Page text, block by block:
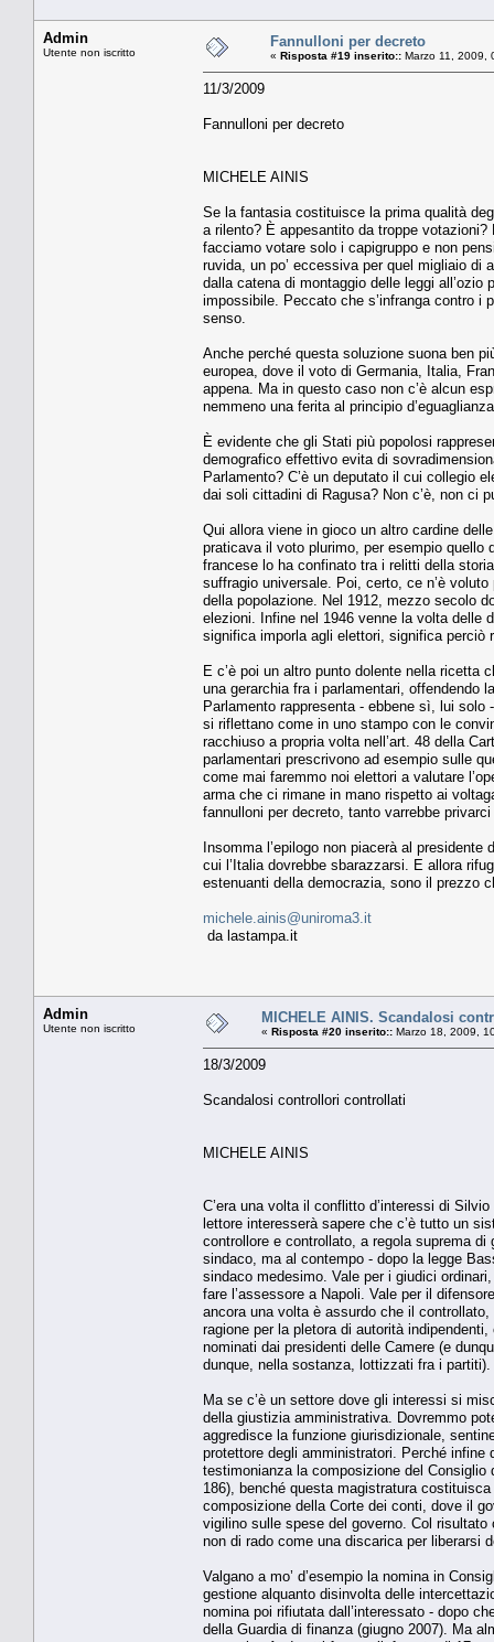
Admin
Utente non iscritto
Fannulloni per decreto
« Risposta #19 inserito:: Marzo 11, 2009,
11/3/2009
Fannulloni per decreto
MICHELE AINIS
Se la fantasia costituisce la prima qualità
a rilento? È appesantito da troppe
facciamo votare solo i capigruppo e non
ruvida, un po’ eccessiva per quel migliaio
dalla catena di montaggio delle leggi
impossibile. Peccato che s’infranga contro i
senso.
Anche perché questa soluzione suona ben
europea, dove il voto di Germania, Italia,
appena. Ma in questo caso non c’è alcun
nemmeno una ferita al principio
È evidente che gli Stati più popolosi
demografico effettivo evita di
Parlamento? C’è un deputato il cui collegio
dai soli cittadini di Ragusa? Non c’è, non ci
Qui allora viene in gioco un altro cardine
praticava il voto plurimo, per esempio quello
francese lo ha confinato tra i relitti della
suffragio universale. Poi, certo, ce n’è
della popolazione. Nel 1912, mezzo secolo
elezioni. Infine nel 1946 venne la volta delle
significa imporla agli elettori, significa perciò
E c’è poi un altro punto dolente nella ricetta
una gerarchia fra i parlamentari, offendendo
Parlamento rappresenta - ebbene sì, lui
si riflettano come in uno stampo con le
racchiuso a propria volta nell’art. 48 della
parlamentari prescrivono ad esempio sulle
come mai faremmo noi elettori a valutare
arma che ci rimane in mano rispetto ai
fannulloni per decreto, tanto varrebbe
Insomma l’epilogo non piacerà al
cui l’Italia dovrebbe sbarazzarsi. E allora
estenuanti della democrazia, sono il prezzo
michele.ainis@uniroma3.it
da lastampa.it
Admin
Utente non iscritto
MICHELE AINIS. Scandalosi
« Risposta #20 inserito:: Marzo 18, 2009,
18/3/2009
Scandalosi controllori controllati
MICHELE AINIS
C’era una volta il conflitto d’interessi di
lettore interesserà sapere che c’è tutto un
controllore e controllato, a regola suprema
sindaco, ma al contempo - dopo la legge
sindaco medesimo. Vale per i giudici
fare l’assessore a Napoli. Vale per il
ancora una volta è assurdo che il
ragione per la pletora di autorità
nominati dai presidenti delle Camere (e
dunque, nella sostanza, lottizzati fra i partiti).
Ma se c’è un settore dove gli interessi si
della giustizia amministrativa. Dovremmo
aggredisce la funzione giurisdizionale,
protettore degli amministratori. Perché infine
testimonianza la composizione del
186), benché questa magistratura
composizione della Corte dei conti, dove il
vigilino sulle spese del governo. Col
non di rado come una discarica per liberarsi
Valgano a mo’ d’esempio la nomina in
gestione alquanto disinvolta delle
nomina poi rifiutata dall’interessato - dopo
della Guardia di finanza (giugno 2007). Ma